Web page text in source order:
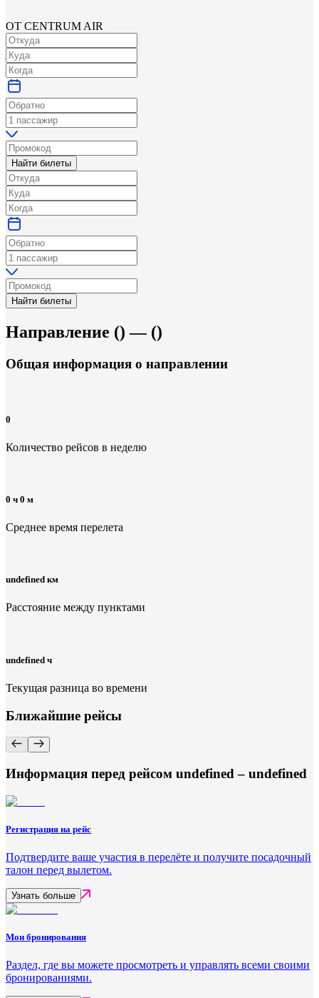
ОТ CENTRUM AIR
Найти билеты
Найти билеты
Направление () — ()
Общая информация о направлении
0
Количество рейсов в неделю
0 ч 0 м
Среднее время перелета
undefined км
Расстояние между пунктами
undefined ч
Текущая разница во времени
Ближайшие рейсы
Информация перед рейсом undefined – undefined
Регистрация на рейс
Подтвердите ваше участия в перелёте и получите посадочный
талон перед вылетом.
Узнать больше
Мои бронирования
Раздел, где вы можете просмотреть и управлять всеми своими
бронированиями.